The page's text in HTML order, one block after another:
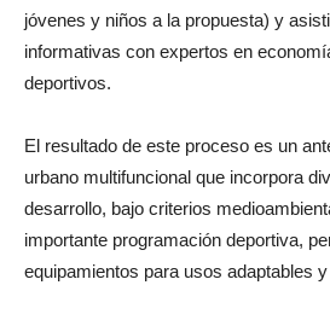
jóvenes y niños a la propuesta) y
informativas con expertos en
deportivos.
El resultado de este proceso es un
urbano multifuncional que incorpora
desarrollo, bajo criterios
importante programación deportiva,
equipamientos para usos adaptables